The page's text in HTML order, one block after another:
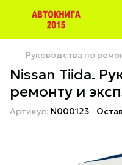
Руководства по
Nissan Tiida.
ремонту и
Артикул: N000123